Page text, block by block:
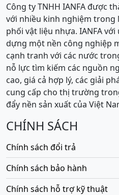
Công ty TNHH IANFA được
với nhiều kinh nghiệm trong
phối vật liệu nhựa. IANFA
dựng một nền công nghiệp
cạnh tranh với các nước
nỗ lực tìm kiếm các nguồn
cao, giá cả hợp lý, các giải
cung cấp cho thị trường
đẩy nền sản xuất của Việt
CHÍNH SÁCH
Chính sách đổi trả
Chính sách bảo hành
Chính sách hỗ trợ kỹ thuật